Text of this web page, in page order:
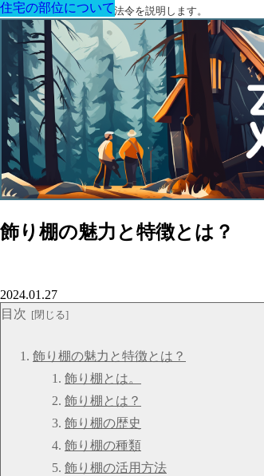
建築に関する用語と関連法令を説明します。
飾り棚の魅力と特徴とは？
住宅の部位について
2024.01.27
目次
飾り棚の魅力と特徴とは？
飾り棚とは。
飾り棚とは？
飾り棚の歴史
飾り棚の種類
飾り棚の活用方法
住宅の部位について
住宅の部位について
住宅の部位について
住宅の部位について
住宅の部位について
住宅の部位について